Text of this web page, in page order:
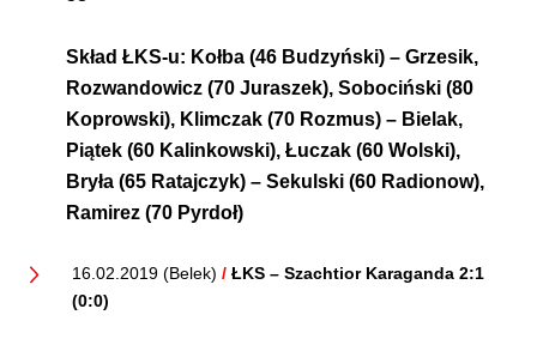
Skład ŁKS-u: Kołba (46 Budzyński) – Grzesik,
Rozwandowicz (70 Juraszek), Sobociński (80
Koprowski), Klimczak (70 Rozmus) – Bielak,
Piątek (60 Kalinkowski), Łuczak (60 Wolski),
Bryła (65 Ratajczyk) – Sekulski (60 Radionow),
Ramirez (70 Pyrdoł)
16.02.2019 (Belek) / ŁKS – Szachtior Karaganda 2:1
(0:0)